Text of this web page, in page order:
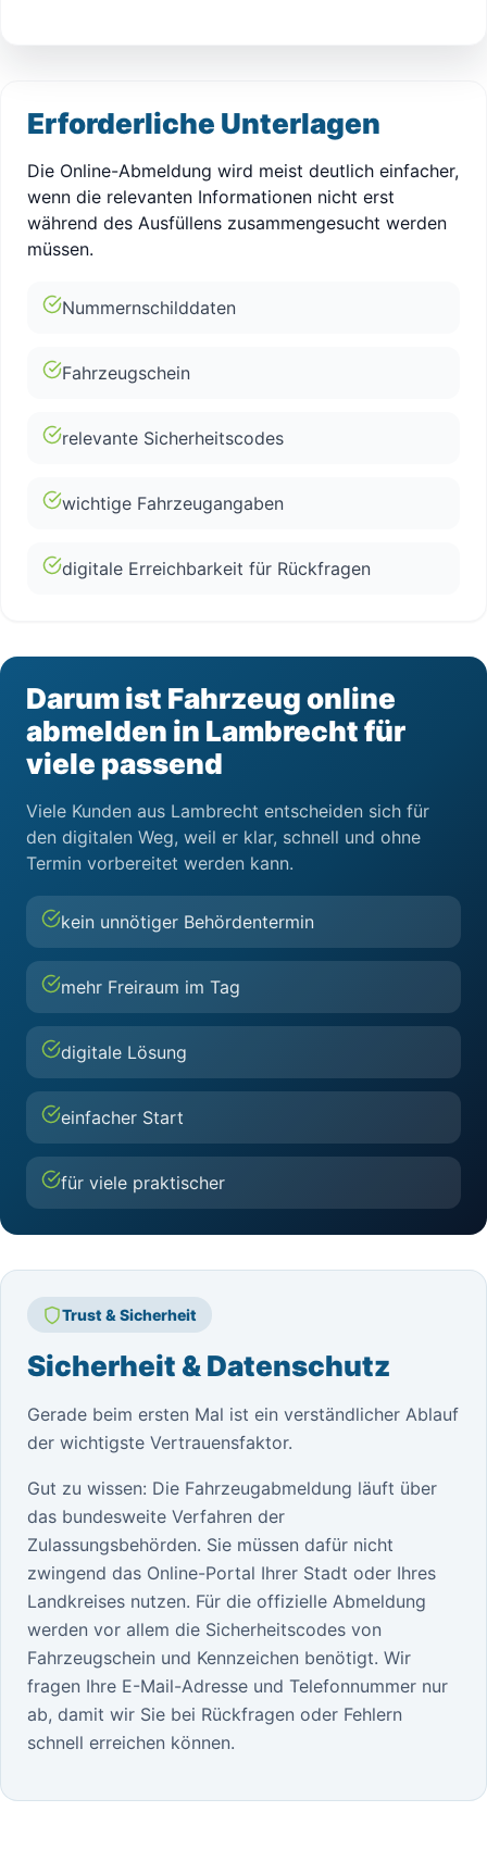
Erforderliche Unterlagen
Die Online-Abmeldung wird meist deutlich einfacher,
wenn die relevanten Informationen nicht erst
während des Ausfüllens zusammengesucht werden
müssen.
Nummernschilddaten
Fahrzeugschein
relevante Sicherheitscodes
wichtige Fahrzeugangaben
digitale Erreichbarkeit für Rückfragen
Darum ist Fahrzeug online
abmelden in Lambrecht für
viele passend
Viele Kunden aus Lambrecht entscheiden sich für
den digitalen Weg, weil er klar, schnell und ohne
Termin vorbereitet werden kann.
kein unnötiger Behördentermin
mehr Freiraum im Tag
digitale Lösung
einfacher Start
für viele praktischer
Trust & Sicherheit
Sicherheit & Datenschutz
Gerade beim ersten Mal ist ein verständlicher Ablauf
der wichtigste Vertrauensfaktor.
Gut zu wissen: Die Fahrzeugabmeldung läuft über
das bundesweite Verfahren der
Zulassungsbehörden. Sie müssen dafür nicht
zwingend das Online-Portal Ihrer Stadt oder Ihres
Landkreises nutzen. Für die offizielle Abmeldung
werden vor allem die Sicherheitscodes von
Fahrzeugschein und Kennzeichen benötigt. Wir
fragen Ihre E-Mail-Adresse und Telefonnummer nur
ab, damit wir Sie bei Rückfragen oder Fehlern
schnell erreichen können.